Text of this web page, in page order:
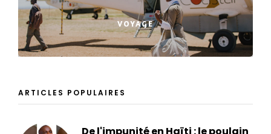
VOYAGE
ARTICLES POPULAIRES